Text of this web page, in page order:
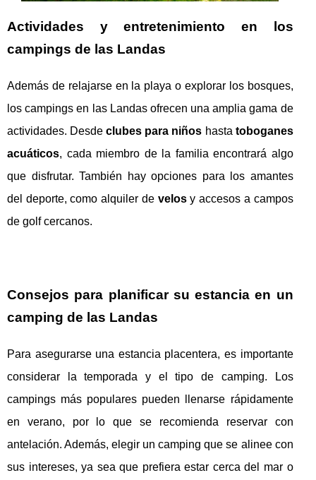
Actividades y entretenimiento en los
campings de las Landas
Además de relajarse en la playa o explorar los bosques,
los campings en las Landas ofrecen una amplia gama de
actividades. Desdeclubes para niños hasta toboganes
acuáticos, cada miembro de la familia encontrará algo
que disfrutar. También hay opciones para los amantes
del deporte, como alquiler de velosy accesos a campos
de golf cercanos.
Consejos para planificar su estancia en un
camping de las Landas
Para asegurarse una estancia placentera, es importante
considerar la temporada y el tipo de camping. Los
campings más populares pueden llenarse rápidamente
en verano, por lo que se recomienda reservar con
antelación. Además, elegir un camping que se alinee con
sus intereses, ya sea que prefiera estar cerca del mar o